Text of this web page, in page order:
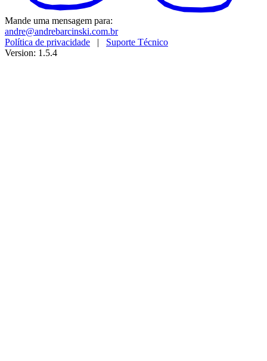
Mande uma mensagem para:
andre@andrebarcinski.com.br
Política de privacidade | Suporte Técnico
Version: 1.5.4